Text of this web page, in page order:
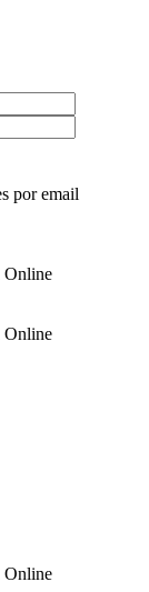
por email